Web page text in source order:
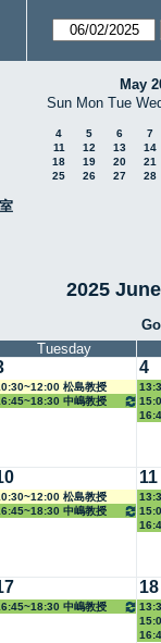
May
Sun Mon Tue
4 5 6
7
11
12 13
14
18
19 20
21
25
26 27 28
2025
Tuesday
松島教授
中嶋教授
4
教授
松島教授
中嶋教授
11
教授
中嶋教授
18
教授